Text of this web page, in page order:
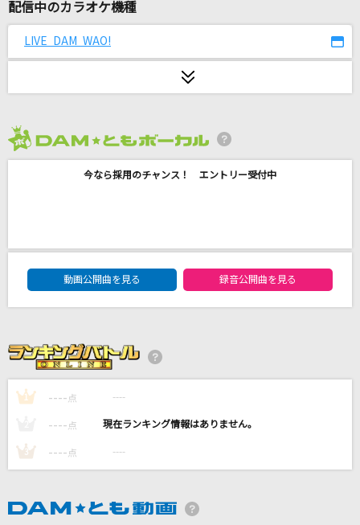
フロムトーキョー
Driver's High(ビデオクリップバージョン)
不思議(ビデオクリップバージョン)
米津玄師
コトノハカンタービレ
[ALKALOID]天城一彩(CV.梶原岳人)、白鳥藍良(CV.天崎滉平)、礼瀬マヨイ
(CV.重松千晴)、風早巽(CV.中澤まさとも)
DAN DAN 心魅かれてく
配信中のカラオケ機種
LIVE DAM WAO!
今なら採用のチャンス！ エントリー受付中
DAM★ともボーカルエントリーランキング
動画公開曲を見る
録音公開曲を見る
1 ---- 点 ----
---- 点 ----
3 ---- 点 ----